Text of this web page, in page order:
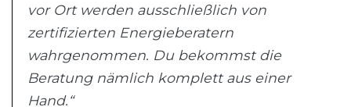
vor Ort werden ausschließlich von
zertifizierten Energieberatern
wahrgenommen. Du bekommst die
Beratung nämlich komplett aus einer
Hand.“